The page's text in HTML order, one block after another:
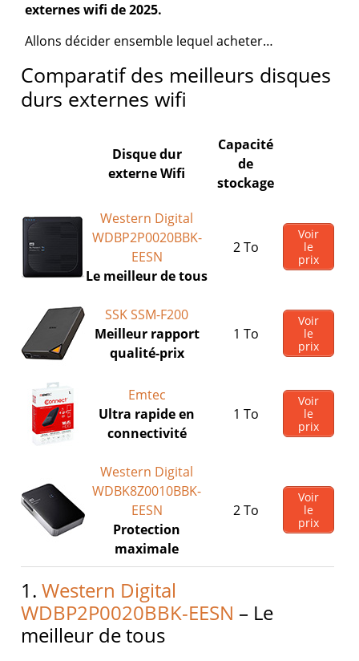
externes wifi de 2025.
Allons décider ensemble lequel acheter…
Comparatif des meilleurs disques
durs externes wifi
Disque dur
externe Wifi
Capacité
de
stockage
Western Digital
WDBP2P0020BBK-
EESN
Le meilleur de tous
2 To
Voir
le
prix
SSK SSM-F200
Meilleur rapport
qualité-prix
1 To
Voir
le
prix
Emtec
Ultra rapide en
connectivité
1 To
Voir
le
prix
Western Digital
WDBK8Z0010BBK-
EESN
Protection
maximale
2 To
Voir
le
prix
1.Western Digital
WDBP2P0020BBK-EESN – Le
meilleur de tous